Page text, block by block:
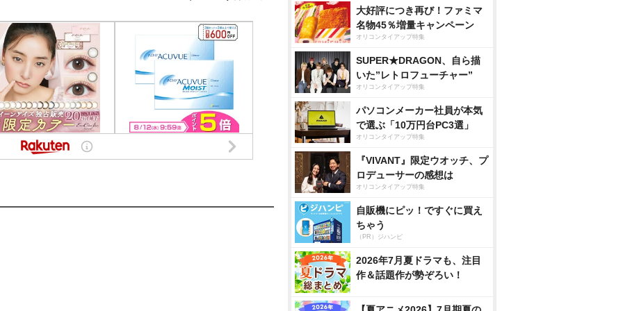
大好評につき再び！ファミマ
名物45％増量キャンペーン
オリコンタイアップ特集
SUPER★DRAGON、自ら描
いた”レトロフューチャー”
オリコンタイアップ特集
パソコンメーカー社員が本気
で選ぶ「10万円台PC3選」
オリコンタイアップ特集
『VIVANT』限定ウオッチ、プ
ロデューサーの感想は
オリコンタイアップ特集
自販機にピッ！ですぐに買え
ちゃう
（PR）ジハンピ
2026年7月夏ドラマも、注目
作＆話題作が勢ぞろい！